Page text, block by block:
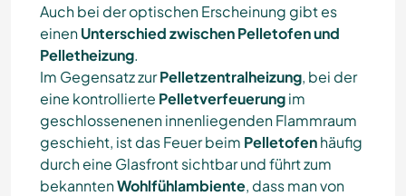
Auch bei der optischen Erscheinung gibt es
einenUnterschied zwischen Pelletofen und
Pelletheizung.
Im Gegensatz zurPelletzentralheizung, bei der
eine kontrollierte Pelletverfeuerungim
geschlossenenen innenliegenden Flammraum
geschieht, ist das Feuer beim Pelletofenhäufig
durch eine Glasfront sichtbar und führt zum
bekanntenWohlfühlambiente, dass man von